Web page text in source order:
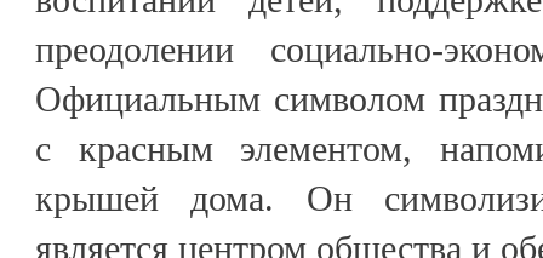
преодолении социально-
Официальным символом
с красным элементом,
крышей дома. Он
является центром общества и